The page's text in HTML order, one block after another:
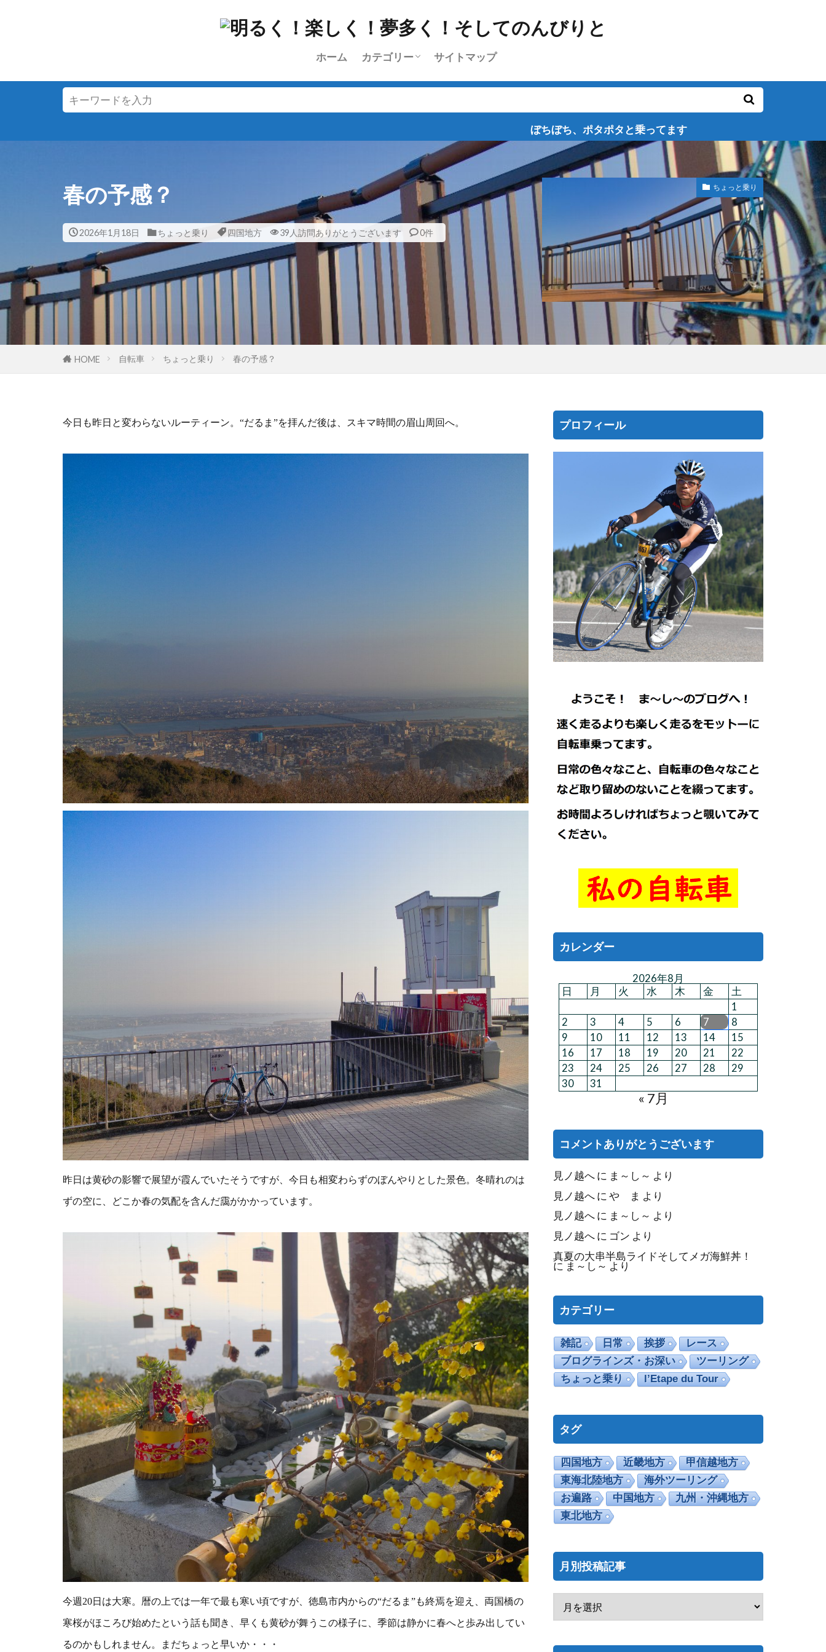
ホーム カテゴリー
挨拶
雑記
l’Etape du Tour
ちょっと乗り
ツーリング
日常
レース
ブログラインズ・お深い
サイトマップ
ぼちぼち、ポタポタと乗ってます
春の予感？
2026年1月18日 ちょっと乗り 四国地方 39人訪問ありがとうございます 0件
ちょっと乗り
HOME 自転車 ちょっと乗り 春の予感？
今日も昨日と変わらないルーティーン。 “だるま”を拝んだ後は、スキマ時間の眉山周回へ。
昨日は黄砂の影響で展望が霞んでいたそうですが、今日も相変わらずのぼんやりとした景色。冬晴れのは
ずの空に、どこか春の気配を含んだ靄がかかっています。
今週20日は大寒。暦の上では一年で最も寒い頃ですが、徳島市内からの“だるま”も終焉を迎え、両国橋の
寒桜がほころび始めたという話も聞き、早くも黄砂が舞うこの様子に、季節は静かに春へと歩み出してい
るのかもしれません。まだちょっと早いか・・・
プロフィール
カレンダー
2026年8月
日
月 火 水 木 金
土
1
2
3 4 5 6 7
8
9
10 11 12 13 14
15
16
17 18 19 20 21
22
23
24 25 26 27 28
29
30
31
« 7月
コメントありがとうございます
見ノ越へに ま～し～ より
見ノ越へに や ま より
見ノ越へに ま～し～ より
見ノ越へに ゴン より
真夏の大串半島ライドそしてメガ海鮮丼！
に ま～し～ より
カテゴリー
雑記 日常 挨拶
レース
ブログラインズ・お深い
ツーリング
ちょっと乗り
l’Etape du Tour
タグ
四国地方 近畿地方
甲信越地方
東海北陸地方
海外ツーリング
お遍路
中国地方
九州・沖縄地方
東北地方
月別投稿記事